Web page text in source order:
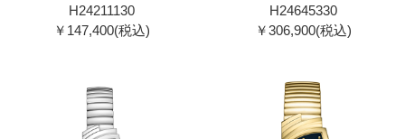
H24211130
￥147,400(税込)
H24645330
￥306,900(税込)